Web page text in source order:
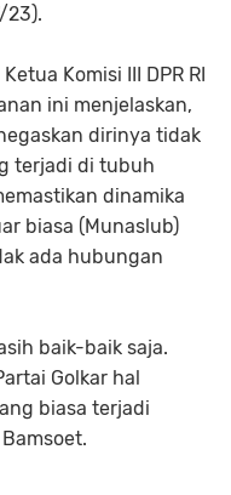
23).
Komisi III DPR RI
ini menjelaskan,
dirinya tidak
terjadi di tubuh
dinamika
biasa (Munaslub)
ada hubungan
baik-baik saja.
Golkar hal
biasa terjadi